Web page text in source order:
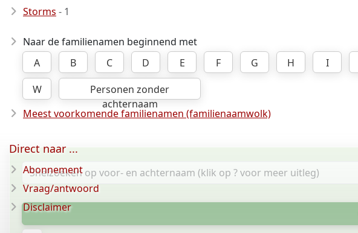
Storms - 1
Naar de familienamen beginnend met
A
B C D E F G H I
W
Personen zonder
achternaam
Meest voorkomende familienamen (familienaamwolk)
Direct naar ...
Abonnement
Vraag/antwoord
Disclaimer